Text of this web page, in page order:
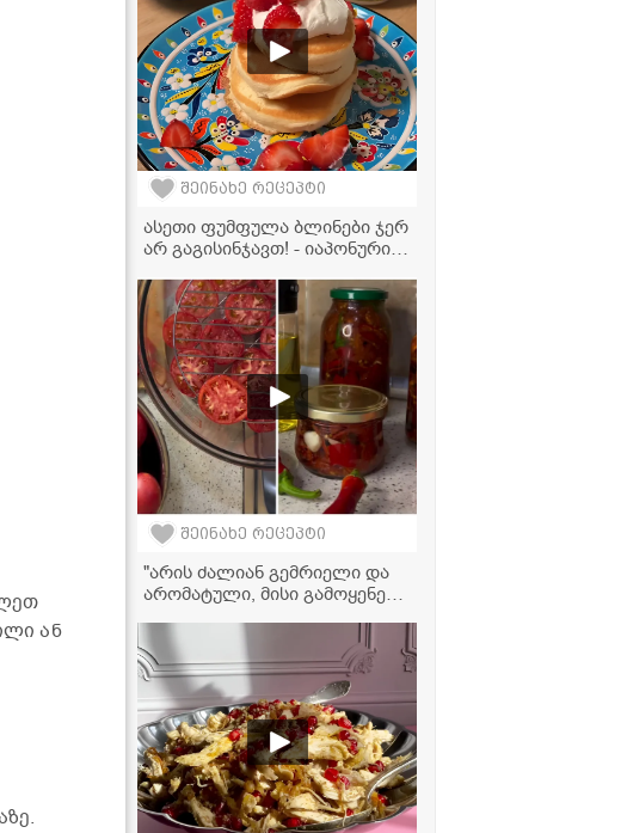
ან
შეინახე რეცეპტი
ასეთი ფუმფულა ბლინები ჯერ
არ გაგისინჯავთ! - იაპონური
სამზარეულოში
შეინახე რეცეპტი
"არის ძალიან გემრიელი და
არომატული, მისი გამოყენება
კერძთან და სალათასთან" -
პამიდვრის მარინადი